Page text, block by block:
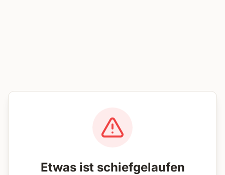
Etwas ist schiefgelaufen